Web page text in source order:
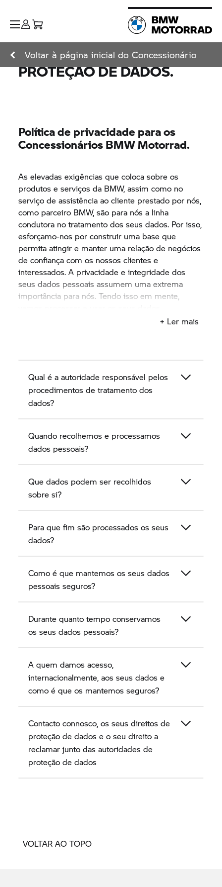
Voltar à página inicial do Concessionário
PROTEÇÃO DE DADOS.
Política de privacidade para os
ConcessionáriosBMW Motorrad.
As elevadas exigências que coloca sobre os
produtos e serviços da BMW, assim como no
serviço de assistência ao cliente prestado por nós,
como parceiro BMW, são para nós a linha
condutora no tratamento dos seus dados. Por isso,
esforçamo-nos por construir uma base que
permita atingir e manter uma relação de negócios
de confiança com os nossos clientes e
interessados. A privacidade e integridade dos
seus dados pessoais assumem uma extrema
importância para nós. Tendo isso em mente,
cuidadosamente, de forma objetiva ou de acordo
capítulos seguintes, o modo como nós,
concessionário de motos vendedor
BMW Motorrad
nos capítulos seguintes, o modo como nós,
concessionário de motos vendedor
interessados.
+ Ler mais
Qual é a autoridade responsável pelos
procedimentos de tratamento dos
dados?
Quando recolhemos e processamos
dados pessoais?
Que dados podem ser recolhidos
sobre si?
Para que fim são processados os seus
dados?
Como é que mantemos os seus dados
pessoais seguros?
Durante quanto tempo conservamos
os seus dados pessoais?
A quem damos acesso,
internacionalmente, aos seus dados e
como é que os mantemos seguros?
Contacto connosco, os seus direitos de
proteção de dados e o seu direito a
reclamar junto das autoridades de
proteção de dados
VOLTAR AO TOPO